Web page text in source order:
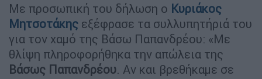
Με προσωπική του δήλωση ο Κυριάκος
Μητσοτάκης εξέφρασε τα συλλυπητήριά του
για τον χαμό της Βάσω Παπανδρέου: «Με
θλίψη πληροφορήθηκα την απώλεια της
Βάσως Παπανδρέου. Αν και βρεθήκαμε σε